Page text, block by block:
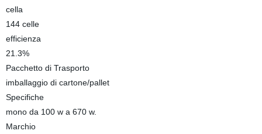
cella
144 celle
efficienza
21.3%
Pacchetto di Trasporto
imballaggio di cartone/pallet
Specifiche
mono da 100 w a 670 w.
Marchio